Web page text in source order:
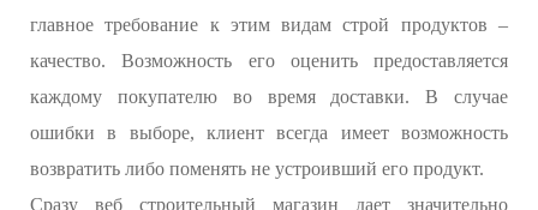
главное требование к этим видам строй продуктов –
качество. Возможность его оценить предоставляется
каждому покупателю во время доставки. В случае
ошибки в выборе, клиент всегда имеет возможность
возвратить либо поменять не устроивший его продукт.
Сразу веб строительный магазин дает значительно